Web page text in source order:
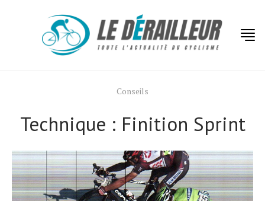
Conseils
Technique : Finition Sprint